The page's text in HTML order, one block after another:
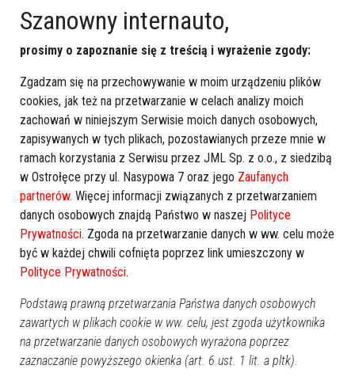
Więcej o: VIII sesja Rady Powiatu OstrołękaXX ,budżet 2026
pomoc dla rodzin zastępczych,stypendia dla nauczycieli
program terapeutyczny 2026-2030
Szanowny internauto,
prosimy o zapoznanie się z treścią i wyrażenie zgody:
Zgadzam się na przechowywanie w moim urządzeniu plików
cookies, jak też na przetwarzanie w celach analizy moich
zachowań w niniejszym Serwisie moich danych osobowych,
zapisywanych w tych plikach, pozostawianych przeze mnie w
ramach korzystania z Serwisu przez JML Sp. z o.o., z siedzibą
w Ostrołęce przy ul. Nasypowa 7 oraz jego Zaufanych
partnerów. Więcej informacji związanych z przetwarzaniem
danych osobowych znajdą Państwo w naszej Polityce
Prywatności. Zgoda na przetwarzanie danych w ww. celu może
być w każdej chwili cofnięta poprzez link umieszczony w
Polityce Prywatności.
Podstawą prawną przetwarzania Państwa danych osobowych
zawartych w plikach cookie w ww. celu, jest zgoda użytkownika
na przetwarzanie danych osobowych wyrażona poprzez
zaznaczanie powyższego okienka (art. 6 ust. 1 lit. a pltk).